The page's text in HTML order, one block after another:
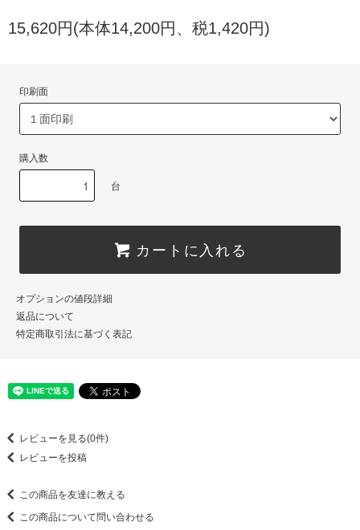
15,620円(本体14,200円、税1,420円)
印刷面
購入数
台
カートに入れる
オプションの値段詳細
返品について
特定商取引法に基づく表記
レビューを見る(0件)
レビューを投稿
この商品を友達に教える
この商品について問い合わせる